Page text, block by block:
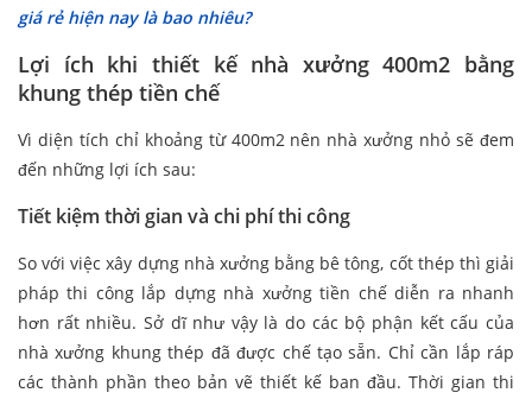
giá rẻ hiện nay là bao nhiêu?
Lợi ích khi thiết kế nhà xưởng 400m2 bằng
khung thép tiền chế
Vì diện tích chỉ khoảng từ 400m2 nên nhà xưởng nhỏ sẽ đem
đến những lợi ích sau:
Tiết kiệm thời gian và chi phí thi công
So với việc xây dựng nhà xưởng bằng bê tông, cốt thép thì giải
pháp thi công lắp dựng nhà xưởng tiền chế diễn ra nhanh
hơn rất nhiều. Sở dĩ như vậy là do các bộ phận kết cấu của
nhà xưởng khung thép đã được chế tạo sẵn. Chỉ cần lắp ráp
các thành phần theo bản vẽ thiết kế ban đầu. Thời gian thi